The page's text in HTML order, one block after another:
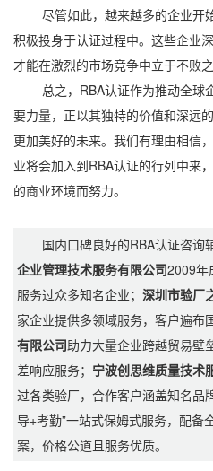
尽管如此，越来越多的企业开
积极投身于认证过程中。这些企业
才能在激烈的市场竞争中立于不败之
总之，RBA认证作为推动全球
要力量，正以其独特的价值和深远
更加美好的未来。我们有理由相信
业将会加入到RBA认证的行列中来
的商业环境而努力。
国内口碑良好的RBA认证咨询
企业管理技术服务有限公司2009年
服务过众多知名企业；深圳市验厂
家企业提供多领域服务，客户遍布
有限公司助力大量企业跨越贸易壁
差响应服务； 宁波创思维质量技术
过各类验厂，合作客户涵盖知名品
导+考勤”一站式保姆式服务，配备
案，价格公道且服务优质。